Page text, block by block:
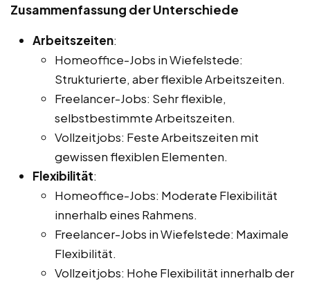
Zusammenfassung der Unterschiede
Arbeitszeiten:
Homeoffice-Jobs in Wiefelstede:
Strukturierte, aber flexible Arbeitszeiten.
Freelancer-Jobs: Sehr flexible,
selbstbestimmte Arbeitszeiten.
Vollzeitjobs: Feste Arbeitszeiten mit
gewissen flexiblen Elementen.
Flexibilität:
Homeoffice-Jobs: Moderate Flexibilität
innerhalb eines Rahmens.
Freelancer-Jobs in Wiefelstede: Maximale
Flexibilität.
Vollzeitjobs: Hohe Flexibilität innerhalb der